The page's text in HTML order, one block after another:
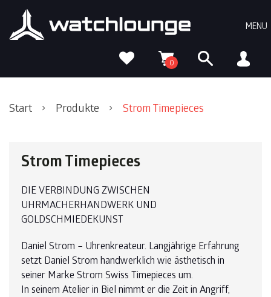
Skip
primary
Skip
content
Skip
footer
0
MENU
Start Produkte Strom Timepieces
Strom Timepieces
DIE VERBINDUNG ZWISCHEN
UHRMACHERHANDWERK UND
GOLDSCHMIEDEKUNST
Daniel Strom – Uhrenkreateur. Langjährige Erfahrung
setzt Daniel Strom handwerklich wie ästhetisch in
seiner Marke Strom Swiss Timepieces um.
In seinem Atelier in Biel nimmt er die Zeit in Angriff,